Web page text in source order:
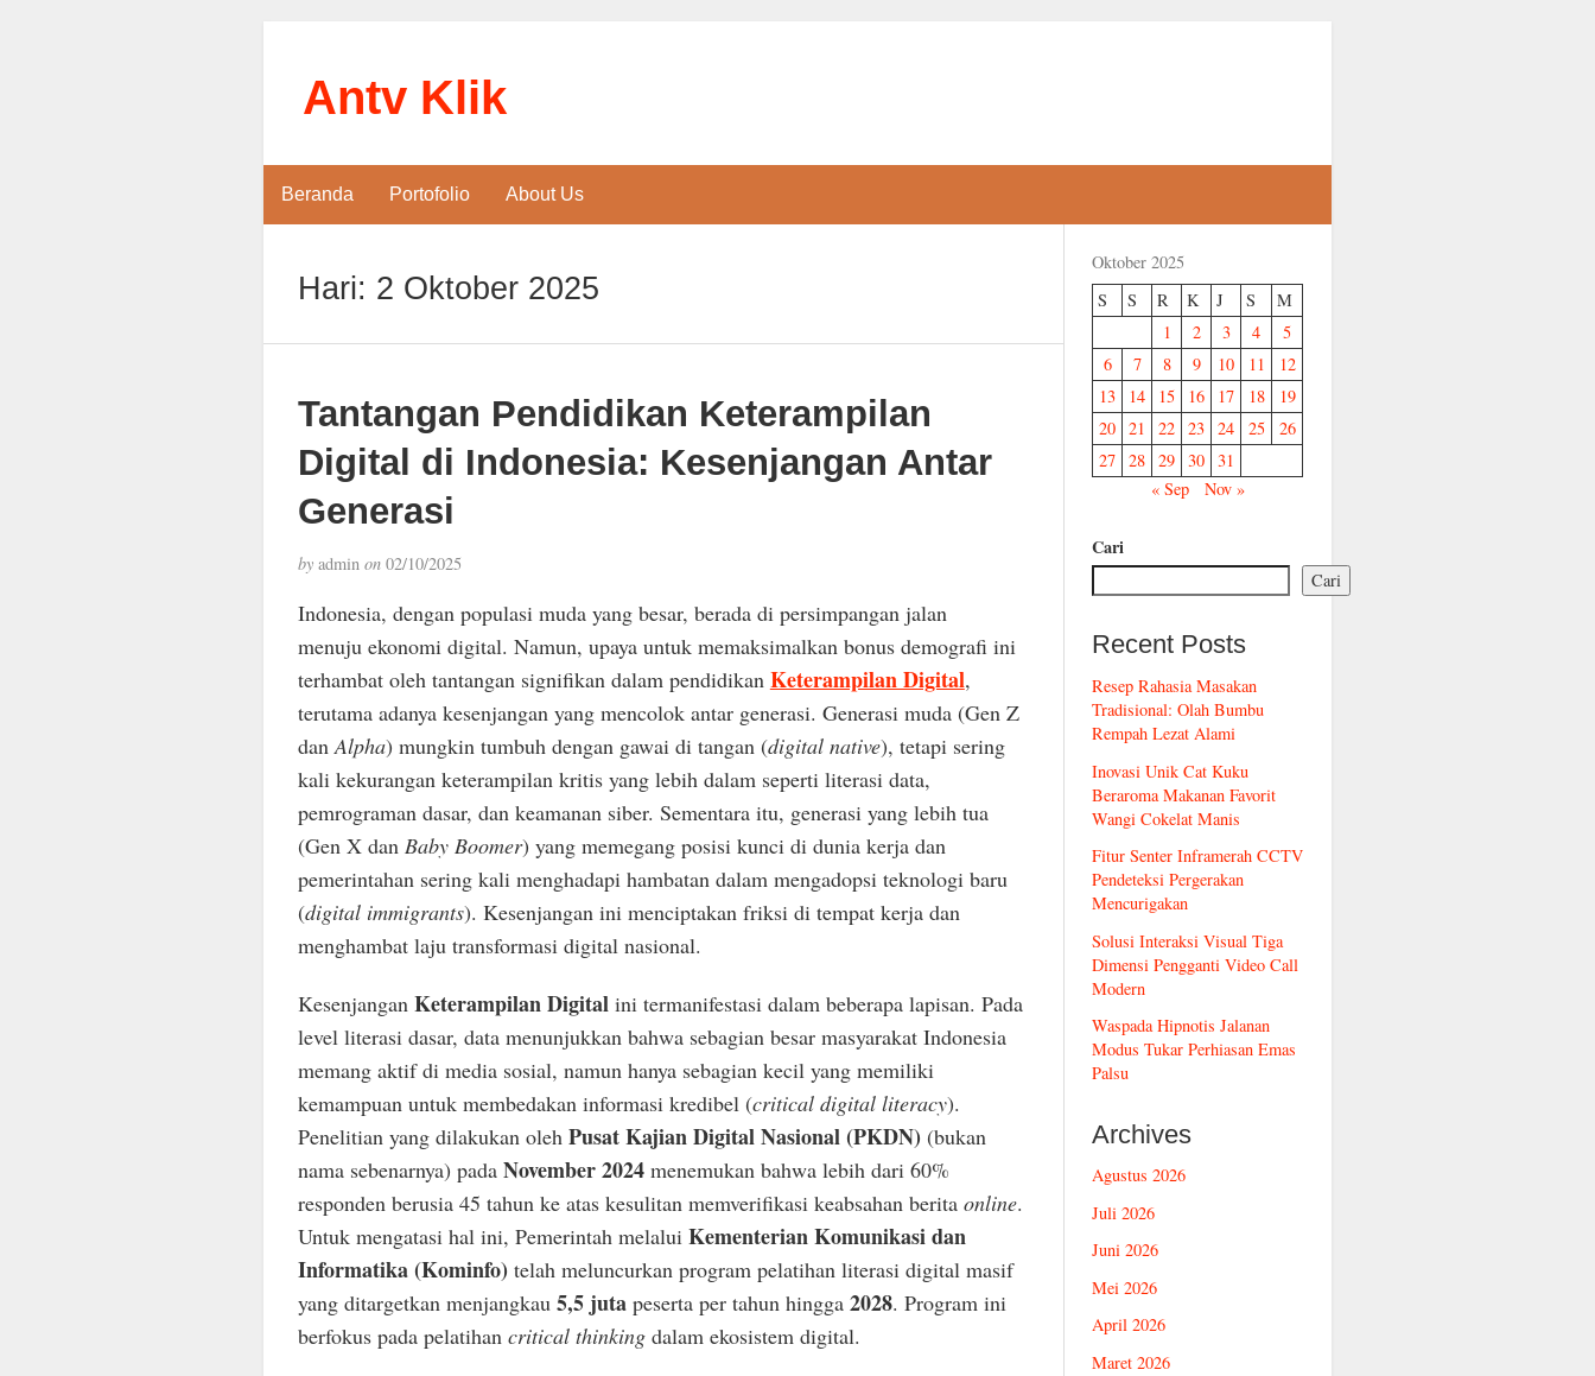
Antv Klik
Beranda Portofolio About Us
Hari: 2 Oktober 2025
Tantangan Pendidikan Keterampilan
Digital di Indonesia: Kesenjangan Antar
Generasi
byadmin on02/10/2025
Indonesia, dengan populasi muda yang besar, berada di persimpangan jalan
menuju ekonomi digital. Namun, upaya untuk memaksimalkan bonus demografi ini
terhambat oleh tantangan signifikan dalam pendidikan Keterampilan Digital,
terutama adanya kesenjangan yang mencolok antar generasi. Generasi muda (Gen Z
danAlpha) mungkin tumbuh dengan gawai di tangan (digital native), tetapi sering
kali kekurangan keterampilan kritis yang lebih dalam seperti literasi data,
pemrograman dasar, dan keamanan siber. Sementara itu, generasi yang lebih tua
(Gen X dan Baby Boomer) yang memegang posisi kunci di dunia kerja dan
pemerintahan sering kali menghadapi hambatan dalam mengadopsi teknologi baru
(digital immigrants). Kesenjangan ini menciptakan friksi di tempat kerja dan
menghambat laju transformasi digital nasional.
Kesenjangan Keterampilan Digital ini termanifestasi dalam beberapa lapisan. Pada
level literasi dasar, data menunjukkan bahwa sebagian besar masyarakat Indonesia
memang aktif di media sosial, namun hanya sebagian kecil yang memiliki
kemampuan untuk membedakan informasi kredibel (critical digital literacy).
Penelitian yang dilakukan oleh Pusat Kajian Digital Nasional (PKDN) (bukan
nama sebenarnya) pada November 2024menemukan bahwa lebih dari 60%
responden berusia 45 tahun ke atas kesulitan memverifikasi keabsahan berita online.
Untuk mengatasi hal ini, Pemerintah melalui Kementerian Komunikasi dan
Informatika (Kominfo) telah meluncurkan program pelatihan literasi digital masif
yang ditargetkan menjangkau 5,5 jutapeserta per tahun hingga 2028. Program ini
berfokus pada pelatihan critical thinkingdalam ekosistem digital.
Oktober 2025
S
S R K J S
M
1
2 3 4
5
6
7 8 9 10 11
12
13
14 15 16 17 18
19
20 21 22 23 24 25
26
27 28 29 30 31
« Sep
Nov »
Cari
Cari
Recent Posts
Resep Rahasia Masakan
Tradisional: Olah Bumbu
Rempah Lezat Alami
Inovasi Unik Cat Kuku
Beraroma Makanan Favorit
Wangi Cokelat Manis
Fitur Senter Inframerah CCTV
Pendeteksi Pergerakan
Mencurigakan
Solusi Interaksi Visual Tiga
Dimensi Pengganti Video Call
Modern
Waspada Hipnotis Jalanan
Modus Tukar Perhiasan Emas
Palsu
Archives
Agustus 2026
Juli 2026
Juni 2026
Mei 2026
April 2026
Maret 2026